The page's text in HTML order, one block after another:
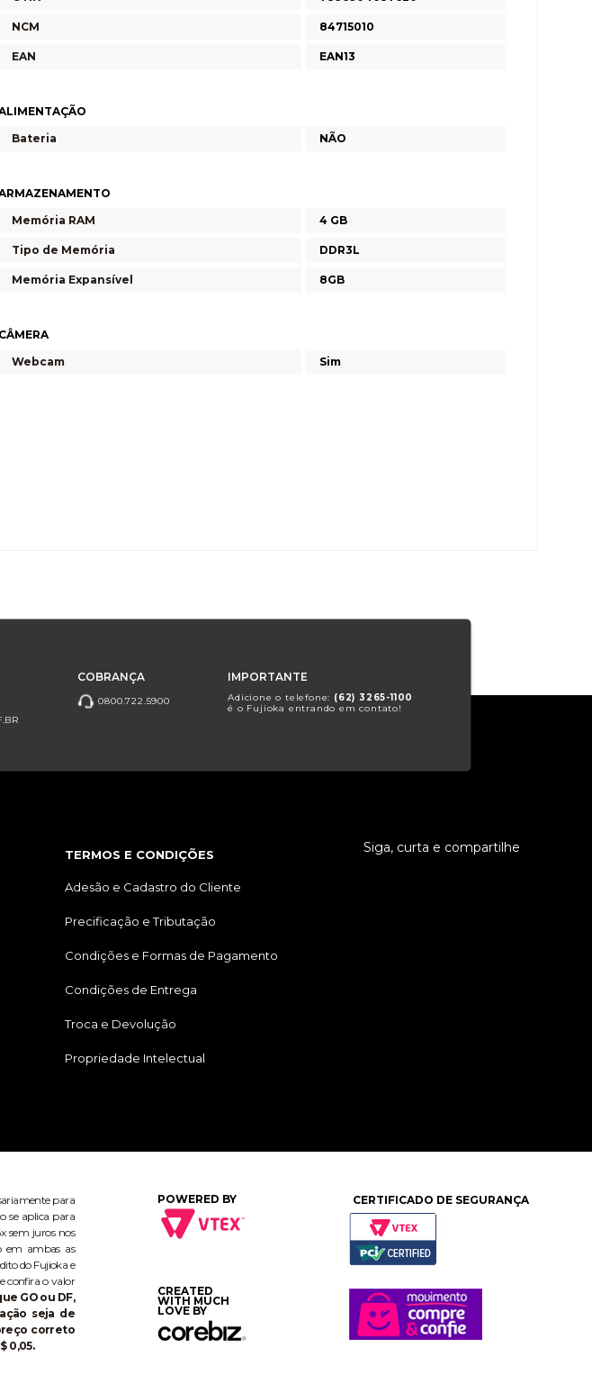
NCM 84715010
EAN EAN13
Bateria
NÃO
Memória RAM
4 GB
Tipo de Memória DDR3L
Memória Expansível 8GB
CÂMERA
Webcam
Sim
COBRANÇA
0800.722.5900
IMPORTANTE
Adicione o telefone: (62) 3265-1100
é o Fujioka entrando em contato!
TERMOS E CONDIÇÕES
Adesão e Cadastro do Cliente
Precificação e Tributação
Condições e Formas de Pagamento
Condições de Entrega
Troca e Devolução
Propriedade Intelectual
Siga, curta e compartilhe
para
se aplica para
sem juros nos
em ambas as
do Fujioka e
e confira o valor
GO ou DF,
seja de
correto
0,05.
POWERED BY
CREATED
WITH MUCH
LOVE BY
CERTIFICADO DE SEGURANÇA